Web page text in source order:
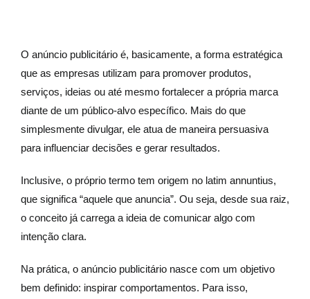
O anúncio publicitário é, basicamente, a forma estratégica
que as empresas utilizam para promover produtos,
serviços, ideias ou até mesmo fortalecer a própria marca
diante de um público-alvo específico. Mais do que
simplesmente divulgar, ele atua de maneira persuasiva
para influenciar decisões e gerar resultados.
Inclusive, o próprio termo tem origem no latim annuntius,
que significa “aquele que anuncia”. Ou seja, desde sua raiz,
o conceito já carrega a ideia de comunicar algo com
intenção clara.
Na prática, o anúncio publicitário nasce com um objetivo
bem definido: inspirar comportamentos. Para isso,